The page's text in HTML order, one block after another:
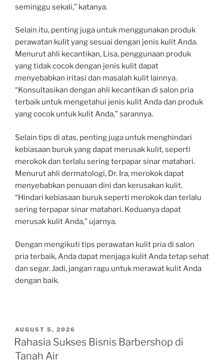
seminggu sekali,” katanya.
Selain itu, penting juga untuk menggunakan produk
perawatan kulit yang sesuai dengan jenis kulit Anda.
Menurut ahli kecantikan, Lisa, penggunaan produk
yang tidak cocok dengan jenis kulit dapat
menyebabkan iritasi dan masalah kulit lainnya.
“Konsultasikan dengan ahli kecantikan di salon pria
terbaik untuk mengetahui jenis kulit Anda dan produk
yang cocok untuk kulit Anda,” sarannya.
Selain tips di atas, penting juga untuk menghindari
kebiasaan buruk yang dapat merusak kulit, seperti
merokok dan terlalu sering terpapar sinar matahari.
Menurut ahli dermatologi, Dr. Ira, merokok dapat
menyebabkan penuaan dini dan kerusakan kulit.
“Hindari kebiasaan buruk seperti merokok dan terlalu
sering terpapar sinar matahari. Keduanya dapat
merusak kulit Anda,” ujarnya.
Dengan mengikuti tips perawatan kulit pria di salon
pria terbaik, Anda dapat menjaga kulit Anda tetap sehat
dan segar. Jadi, jangan ragu untuk merawat kulit Anda
dengan baik.
POSTED
ON
AUGUST 5, 2026
Rahasia Sukses Bisnis Barbershop di
Tanah Air